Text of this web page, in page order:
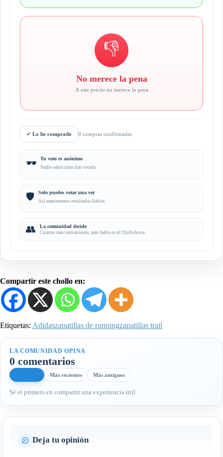
👎
No merece la pena
A este precio no merece la pena
✓ Lo he comprado 0 compras confirmadas
🕶️ Tu voto es anónimo
Nadie sabrá cómo has votado.
🛡️ Solo puedes votar una vez
Así mantenemos resultados fiables.
👥 La comunidad decide
Cuantas más valoraciones, más fiable es el CholloScore.
Compartir este chollo en:
Etiquetas: Adidaszapatillas de runningzapatillas trail
LA COMUNIDAD OPINA
0 comentarios
Más recientes Más antiguos
Sé el primero en compartir una experiencia útil.
Deja tu opinión